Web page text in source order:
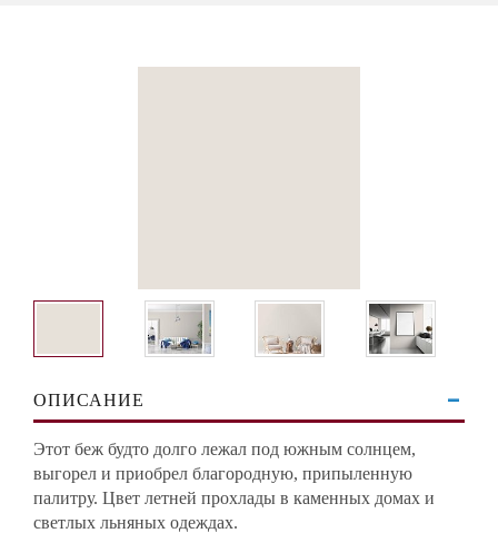
ОПИСАНИЕ
Этот беж будто долго лежал под южным солнцем,
выгорел и приобрел благородную, припыленную
палитру. Цвет летней прохлады в каменных домах и
светлых льняных одеждах.